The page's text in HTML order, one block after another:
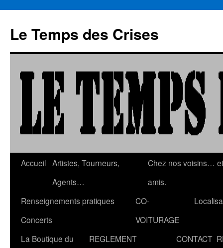
contenu
Le Temps des Crises
Accueil Artistes, Tourneurs,
Agents…
Chez nos voisins… et
amis.
Renseignements pratiques
Concerts
CO-
VOITURAGE
La Boutique du
REGLEMENT
CONTACT